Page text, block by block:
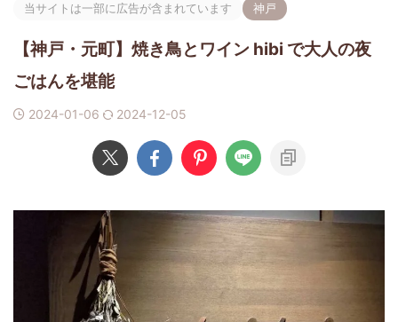
当サイトは一部に広告が含まれています 神戸
【神戸・元町】焼き鳥とワイン hibi で大人の夜
ごはんを堪能
2024-01-06 2024-12-05